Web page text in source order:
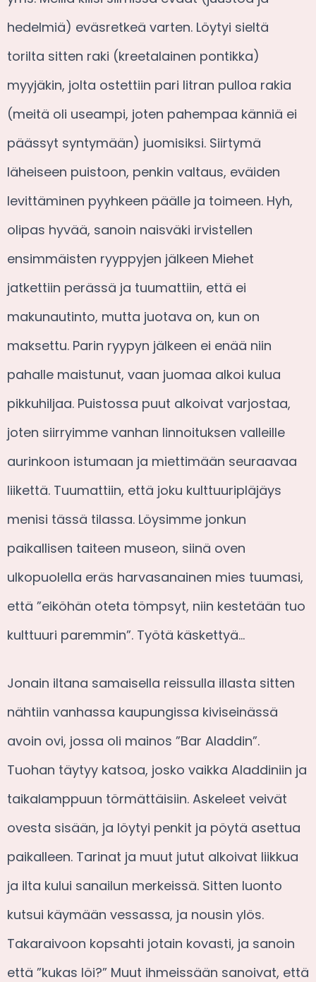
hedelmiä) eväsretkeä varten. Löytyi sieltä
torilta sitten raki (kreetalainen pontikka)
myyjäkin, jolta ostettiin pari litran pulloa rakia
(meitä oli useampi, joten pahempaa känniä ei
päässyt syntymään) juomisiksi. Siirtymä
läheiseen puistoon, penkin valtaus, eväiden
levittäminen pyyhkeen päälle ja toimeen. Hyh,
olipas hyvää, sanoin naisväki irvistellen
ensimmäisten ryyppyjen jälkeen Miehet
jatkettiin perässä ja tuumattiin, että ei
makunautinto, mutta juotava on, kun on
maksettu. Parin ryypyn jälkeen ei enää niin
pahalle maistunut, vaan juomaa alkoi kulua
pikkuhiljaa. Puistossa puut alkoivat varjostaa,
joten siirryimme vanhan linnoituksen valleille
aurinkoon istumaan ja miettimään seuraavaa
liikettä. Tuumattiin, että joku kulttuuripläjäys
menisi tässä tilassa. Löysimme jonkun
paikallisen taiteen museon, siinä oven
ulkopuolella eräs harvasanainen mies tuumasi,
että ”eiköhän oteta tömpsyt, niin kestetään tuo
kulttuuri paremmin”. Työtä käskettyä…
Jonain iltana samaisella reissulla illasta sitten
nähtiin vanhassa kaupungissa kiviseinässä
avoin ovi, jossa oli mainos ”Bar Aladdin”.
Tuohan täytyy katsoa, josko vaikka Aladdiniin ja
taikalamppuun törmättäisiin. Askeleet veivät
ovesta sisään, ja löytyi penkit ja pöytä asettua
paikalleen. Tarinat ja muut jutut alkoivat liikkua
ja ilta kului sanailun merkeissä. Sitten luonto
kutsui käymään vessassa, ja nousin ylös.
Takaraivoon kopsahti jotain kovasti, ja sanoin
että ”kukas löi?” Muut ihmeissään sanoivat, että